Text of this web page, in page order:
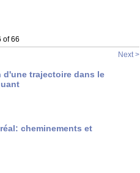
of 66
Next >
trajectoire dans le
cheminements et